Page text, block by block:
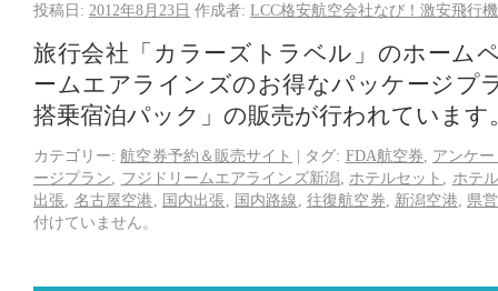
投稿日: 2012年8月23日 作成者: LCC格安航空会社なび！激安飛行
旅行会社「カラーズトラベル」のホーム
ームエアラインズのお得なパッケージプ
搭乗宿泊パック」の販売が行われていま
カテゴリー: 航空券予約＆販売サイト | タグ: FDA航空券
アンケー
ージプラン
フジドリームエアラインズ新潟, ホテルセット
ホテ
出張 名古屋空港 国内出張 国内路線 往復航空券 新潟空港
県
付けていません。